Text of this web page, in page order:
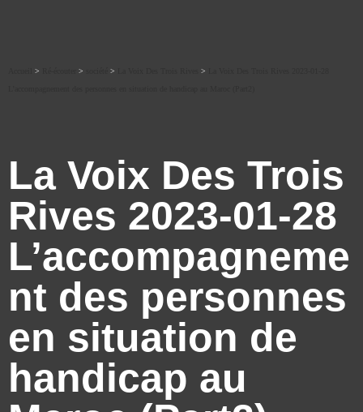
> > > >
La Voix Des Trois
Rives 2023-01-28
L’accompagneme
nt des personnes
en situation de
handicap au